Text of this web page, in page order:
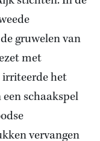
gruwelen van
met
irriteerde het
schaakspel
vervangen